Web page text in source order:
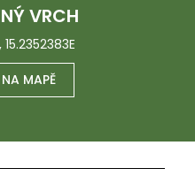
VRCH
MAPĚ